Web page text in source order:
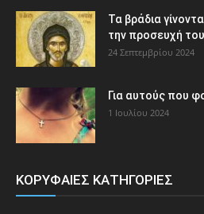
Τα βράδια
την προσευχή
24 Σεπτεμβρίου 2024
Για αυτούς που
1 Ιουλίου 2024
ΚΟΡΥΦΑΙΕΣ ΚΑΤΗΓΟΡΙΕΣ